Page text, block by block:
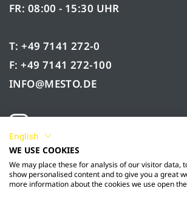
FR: 08:00 - 15:30 UHR
T: +49 7141 272-0
F: +49 7141 272-100
INFO@MESTO.DE
English
WE USE COOKIES
We may place these for analysis of our visitor data,
show personalised content and to give you a great
more information about the cookies we use open